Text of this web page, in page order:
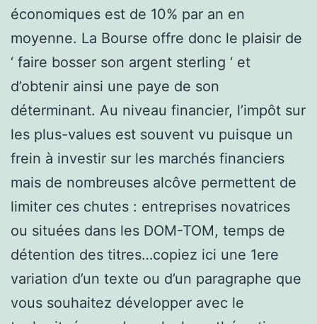
économiques est de 10% par an en
moyenne. La Bourse offre donc le plaisir de
‘ faire bosser son argent sterling ‘ et
d’obtenir ainsi une paye de son
déterminant. Au niveau financier, l’impôt sur
les plus-values est souvent vu puisque un
frein à investir sur les marchés financiers
mais de nombreuses alcôve permettent de
limiter ces chutes : entreprises novatrices
ou situées dans les DOM-TOM, temps de
détention des titres…copiez ici une 1ere
variation d’un texte ou d’un paragraphe que
vous souhaitez développer avec le